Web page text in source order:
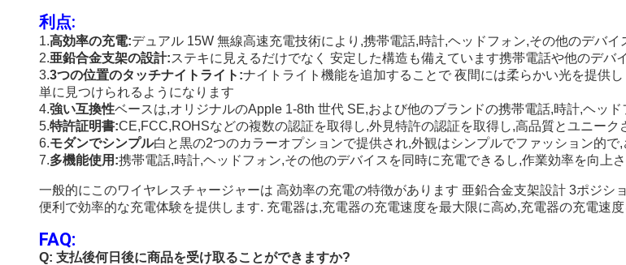
利点:
1.高効率の充電:デュアル 15W 無線高速充電技術により,携帯電話,時計,ヘッドフォン,その他のデバ
2.亜鉛合金支架の設計:ステキに見えるだけでなく 安定した構造も備えています携帯電話や他のデバ
3.3つの位置のタッチナイトライト:ナイトライト機能を追加することで 夜間には柔らかい光を提供
単に見つけられるようになります
4.強い互換性ベースは,オリジナルのApple 1-8th 世代 SE,および他のブランドの携帯電話,時計,ヘッ
5.特許証明書:CE,FCC,ROHSなどの複数の認証を取得し,外見特許の認証を取得し,高品質とユニーク
6.モダンでシンプル白と黒の2つのカラーオプションで提供され,外観はシンプルでファッション的
7.多機能使用:携帯電話,時計,ヘッドフォン,その他のデバイスを同時に充電できるし,作業効率を向上
一般的にこのワイヤレスチャージャーは 高効率の充電の特徴があります 亜鉛合金支架設計 3ポジ
便利で効率的な充電体験を提供します. 充電器は,充電器の充電速度を最大限に高め,充電器の充電速
FAQ:
Q: 支払後何日後に商品を受け取ることができますか?